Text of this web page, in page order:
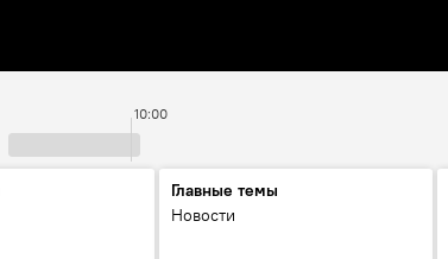
10:00
Главные темы
Новости